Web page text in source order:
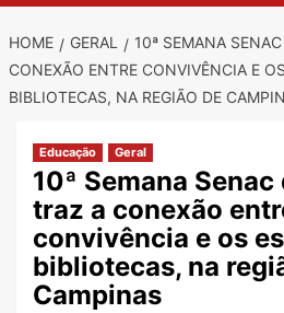
HOME GERAL
10ª SEMANA
CONEXÃO ENTRE CONVIVÊNCIA E
BIBLIOTECAS, NA REGIÃO DE
Educação Geral
10ª Semana
traz a conexão
convivência e os
bibliotecas, na
Campinas